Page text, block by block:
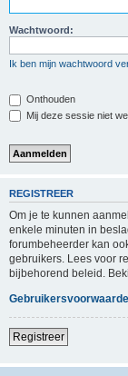
Wachtwoord:
Ik ben mijn wachtwoord
Onthouden
Mij deze sessie niet
REGISTREER
Om je te kunnen
enkele minuten in
forumbeheerder kan
gebruikers. Lees voor
bijbehorend beleid.
Registreer